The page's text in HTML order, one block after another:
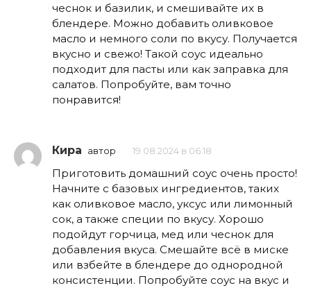
чеснок и базилик, и смешивайте их в
блендере. Можно добавить оливковое
масло и немного соли по вкусу. Получается
вкусно и свежо! Такой соус идеально
подходит для пасты или как заправка для
салатов. Попробуйте, вам точно
понравится!
Кира автор 19.08.2024 в 06:18
Приготовить домашний соус очень просто!
Начните с базовых ингредиентов, таких
как оливковое масло, уксус или лимонный
сок, а также специи по вкусу. Хорошо
подойдут горчица, мед или чеснок для
добавления вкуса. Смешайте всё в миске
или взбейте в блендере до однородной
консистенции. Попробуйте соус на вкус и